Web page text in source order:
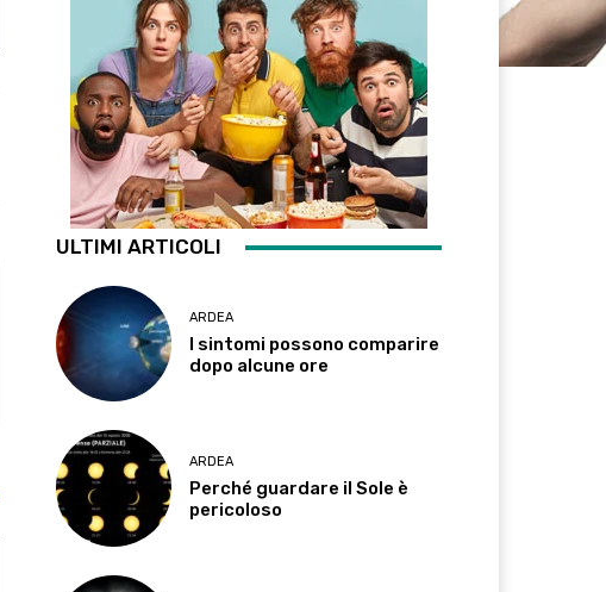
ULTIMI ARTICOLI
ARDEA
I sintomi possono comparire
dopo alcune ore
ARDEA
Perché guardare il Sole è
pericoloso